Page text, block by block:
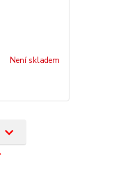
Není skladem